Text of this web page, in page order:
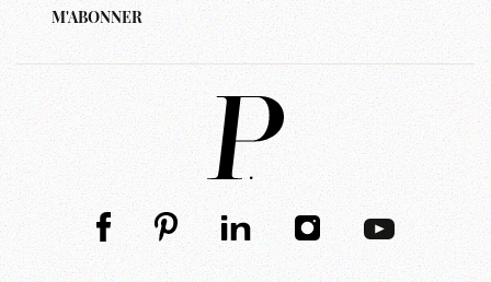
M'ABONNER